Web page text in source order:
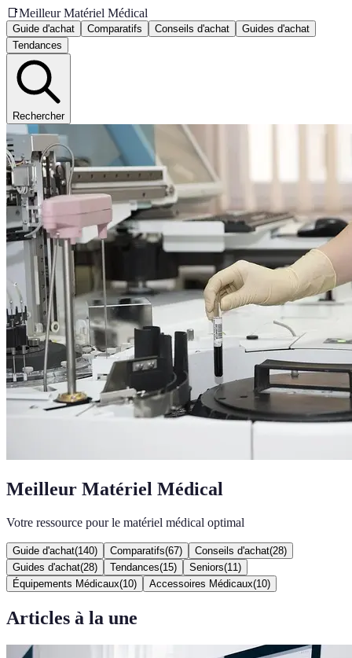
📑Meilleur Matériel Médical
Guide d'achat Comparatifs Conseils d'achat
Guides d'achat
Tendances
Rechercher
Meilleur Matériel Médical
Votre ressource pour le matériel médical optimal
Guide d'achat(140) Comparatifs(67) Conseils d'achat(28)
Guides d'achat(28) Tendances(15) Seniors(11 )
Équipements Médicaux(10) Accessoires Médicaux(10)
Articles à la une